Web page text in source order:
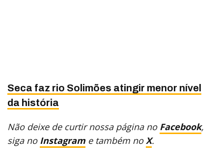
Seca faz rio Solimões atingir menor nível
da história
Não deixe de curtir nossa página no Facebook,
siga no Instagram e também noX.